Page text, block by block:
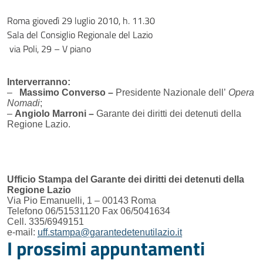
Roma giovedì 29 luglio 2010, h. 11.30
Sala del Consiglio Regionale del Lazio
via Poli, 29 – V piano
Interverranno:
–
Massimo Converso – Presidente Nazionale dell’ Opera
Nomadi;
– Angiolo Marroni – Garante dei diritti dei detenuti della
Regione Lazio.
Ufficio Stampa del Garante dei diritti dei detenuti della
Regione Lazio
Via Pio Emanuelli, 1 – 00143 Roma
Telefono 06/51531120 Fax 06/5041634
Cell. 335/6949151
e-mail: uff.stampa@garantedetenutilazio.it
I prossimi appuntamenti